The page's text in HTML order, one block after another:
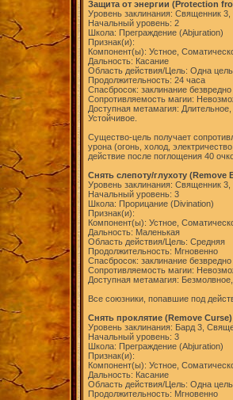
Защита от энергии (Protection
Уровень заклинания: Священник
Начальный уровень: 2
Школа: Преграждение (Abjuration)
Признак(и):
Компонент(ы): Устное,
Дальность: Касание
Область действия/Цель: Одна цель
Продолжительность: 24 часа
Спасбросок: заклинание безвредно
Сопротивляемость магии:
Доступная метамагия:
Устойчивое.
Существо-цель получает
урона (огонь, холод,
действие после поглощения 40
Снять слепоту/глухоту (Remove
Уровень заклинания: Священник
Начальный уровень: 3
Школа: Прорицание (Divination)
Признак(и):
Компонент(ы): Устное,
Дальность: Маленькая
Область действия/Цель: Средняя
Продолжительность: Мгновенно
Спасбросок: заклинание безвредно
Сопротивляемость магии:
Доступная метамагия:
Все союзники, попавшие под
Снять проклятие (Remove Curse)
Уровень заклинания: Бард 3,
Начальный уровень: 3
Школа: Преграждение (Abjuration)
Признак(и):
Компонент(ы): Устное,
Дальность: Касание
Область действия/Цель: Одна цель
Продолжительность: Мгновенно